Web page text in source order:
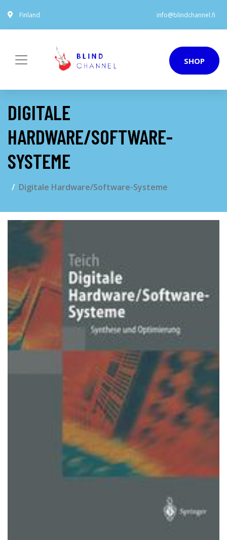
Finland info@blindchannel.fi
SHOP
DIGITALE
HARDWARE/SOFTWARE-
SYSTEME
Digitale Hardware/Software-Systeme